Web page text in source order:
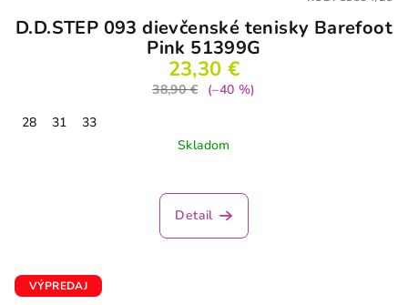
D.D.STEP 093 dievčenské tenisky Barefoot
Pink 51399G
23,30 €
38,90 €
(–40 %)
28
31
33
Skladom
Detail
VÝPREDAJ